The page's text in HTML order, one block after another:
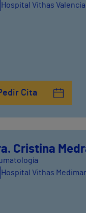
Hospital Vithas
Cita
Cristina
Hospital Vithas Medimar